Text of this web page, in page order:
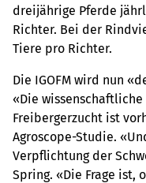
dreijährige Pferde
Richter. Bei der
Tiere pro Richter.
Die IGOFM wird nun
«Die
Freibergerzucht ist
Agroscope-Studie.
Verpflichtung der
Spring. «Die Frage